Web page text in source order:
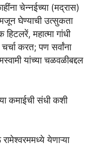
चेन्नईच्या (मद्रास)
घेण्याची उत्सुकता
हिटलरें, महात्मा गांधी
चर्चा करत; पण सर्वांना
यांच्या चळवळीबद्दल
कमाईची संधी कशी
येणाऱ्या